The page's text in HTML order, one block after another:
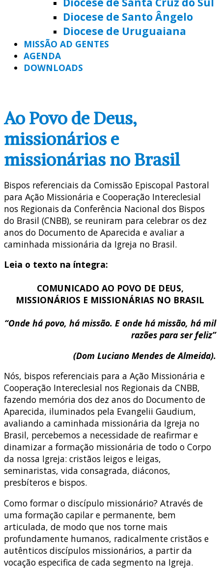
Diocese de Santo Ângelo
Diocese de Uruguaiana
MISSÃO AD GENTES
AGENDA
DOWNLOADS
Ao Povo de Deus,
missionários e
missionárias no Brasil
Bispos referenciais da Comissão Episcopal Pastoral
para Ação Missionária e Cooperação Intereclesial
nos Regionais da Conferência Nacional dos Bispos
do Brasil (CNBB), se reuniram para celebrar os dez
anos do Documento de Aparecida e avaliar a
caminhada missionária da Igreja no Brasil.
Leia o texto na íntegra:
COMUNICADO AO POVO DE DEUS,
MISSIONÁRIOS E MISSIONÁRIAS NO BRASIL
“Onde há povo, há missão. E onde há missão, há mil
razões para ser feliz”
(Dom Luciano Mendes de Almeida).
Nós, bispos referenciais para a Ação Missionária e
Cooperação Intereclesial nos Regionais da CNBB,
fazendo memória dos dez anos do Documento de
Aparecida, iluminados pela Evangelii Gaudium,
avaliando a caminhada missionária da Igreja no
Brasil, percebemos a necessidade de reafirmar e
dinamizar a formação missionária de todo o Corpo
da nossa Igreja: cristãos leigos e leigas,
seminaristas, vida consagrada, diáconos,
presbíteros e bispos.
Como formar o discípulo missionário? Através de
uma formação capilar e permanente, bem
articulada, de modo que nos torne mais
profundamente humanos, radicalmente cristãos e
autênticos discípulos missionários, a partir da
vocação especifica de cada segmento na Igreja.